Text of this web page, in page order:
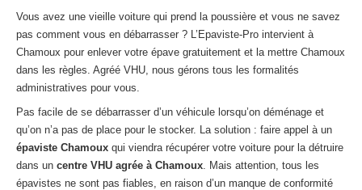
– Aube
02– Aisne
Tous les secteurs
CENTRE VHU AGRÉE
Centreagréé VHU Paris 75 : casse auto avec destruction
agréé VHU 77 : casse auto avec destruction
Vous avez une vieille voiture qui prend la poussière et vous ne savez
pas comment vous en débarrasser ? L’Epaviste-Pro intervient à
Chamoux pour enlever votre épave gratuitement et la mettre Chamoux
dans les règles. Agréé VHU, nous gérons tous les formalités
administratives pour vous.
Pas facile de se débarrasser d’un véhicule lorsqu’on déménage et
qu’on n’a pas de place pour le stocker. La solution : faire appel à un
épaviste Chamoux qui viendra récupérer votre voiture pour la détruire
dans un centre VHU agrée à Chamoux. Mais attention, tous les
épavistes ne sont pas fiables, en raison d’un manque de conformité